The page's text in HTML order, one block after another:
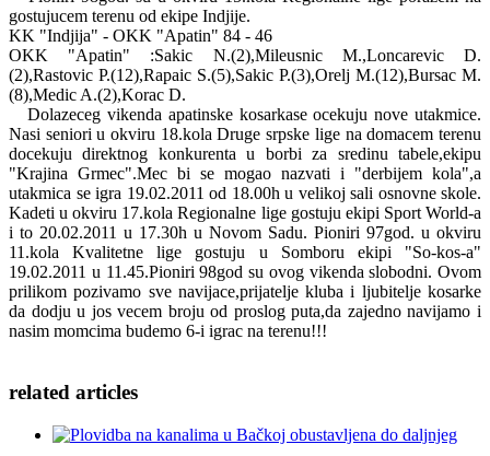
gostujucem terenu od ekipe Indjije.
KK "Indjija" - OKK "Apatin" 84 - 46
OKK "Apatin" :Sakic N.(2),Mileusnic M.,Loncarevic D.
(2),Rastovic P.(12),Rapaic S.(5),Sakic P.(3),Orelj M.(12),Bursac M.
(8),Medic A.(2),Korac D.
Dolazeceg vikenda apatinske kosarkase ocekuju nove utakmice.
Nasi seniori u okviru 18.kola Druge srpske lige na domacem terenu
docekuju direktnog konkurenta u borbi za sredinu tabele,ekipu
"Krajina Grmec".Mec bi se mogao nazvati i "derbijem kola",a
utakmica se igra 19.02.2011 od 18.00h u velikoj sali osnovne skole.
Kadeti u okviru 17.kola Regionalne lige gostuju ekipi Sport World-a
i to 20.02.2011 u 17.30h u Novom Sadu. Pioniri 97god. u okviru
11.kola Kvalitetne lige gostuju u Somboru ekipi "So-kos-a"
19.02.2011 u 11.45.Pioniri 98god su ovog vikenda slobodni. Ovom
prilikom pozivamo sve navijace,prijatelje kluba i ljubitelje kosarke
da dodju u jos vecem broju od proslog puta,da zajedno navijamo i
nasim momcima budemo 6-i igrac na terenu!!!
related articles